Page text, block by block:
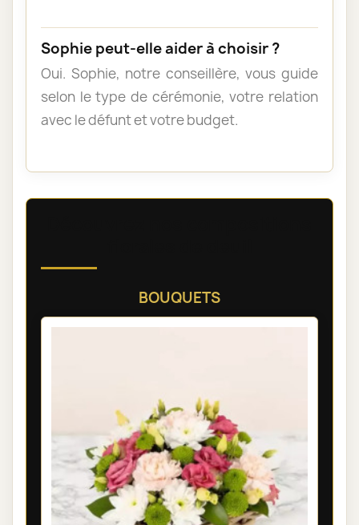
Sophie peut-elle aider à choisir ?
Oui. Sophie, notre conseillère, vous guide
selon le type de cérémonie, votre relation
avec le défunt et votre budget.
BOUQUETS